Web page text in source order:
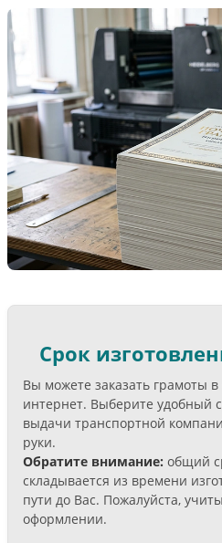
Срок
Вы можете заказать грамоты
интернет. Выберите удобный
выдачи транспортной
руки.
Обратите внимание: общий
складывается из времени
пути до Вас. Пожалуйста,
оформлении.